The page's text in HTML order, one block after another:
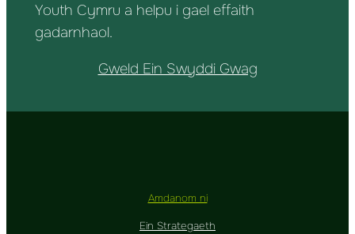
Youth Cymru a helpu i gael effaith
gadarnhaol.
Gweld Ein Swyddi Gwag
Amdanom ni
Ein Strategaeth